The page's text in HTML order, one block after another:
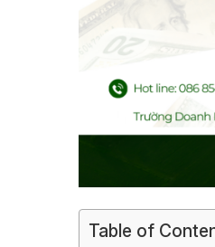
Table of